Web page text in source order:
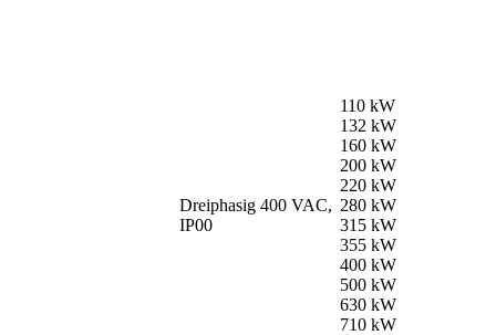
Dreiphasig 400 VAC,
IP00
110 kW
132 kW
160 kW
200 kW
220 kW
280 kW
315 kW
355 kW
400 kW
500 kW
630 kW
710 kW